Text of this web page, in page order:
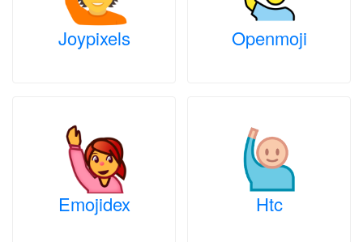
Joypixels Openmoji
Emojidex Htc